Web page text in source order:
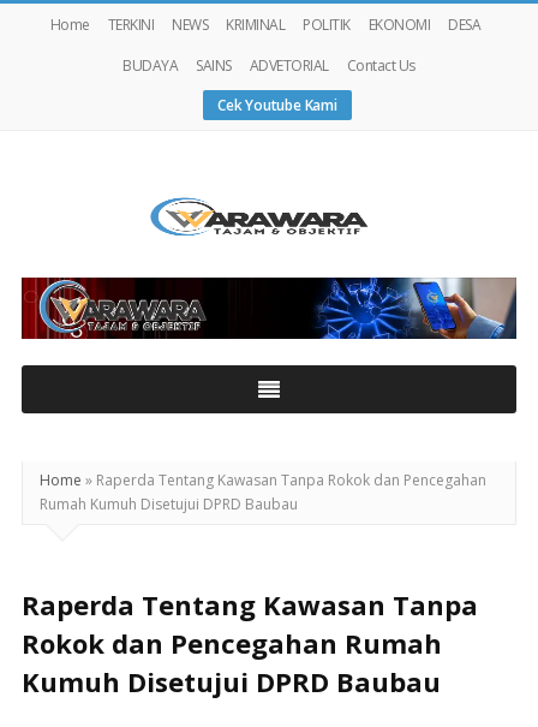
Home TERKINI NEWS KRIMINAL POLITIK EKONOMI
DESA
BUDAYA
SAINS ADVETORIAL
Contact Us
Cek Youtube Kami
Home » Raperda Tentang Kawasan Tanpa Rokok dan Pencegahan
Rumah Kumuh Disetujui DPRD Baubau
Raperda Tentang Kawasan Tanpa
Rokok dan Pencegahan Rumah
Kumuh Disetujui DPRD Baubau